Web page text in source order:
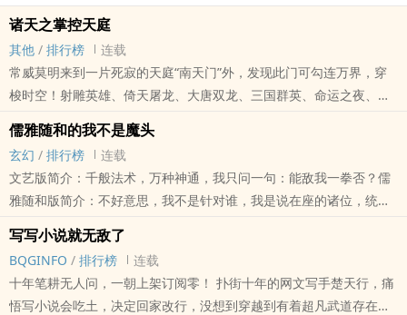
诸天之掌控天庭
其他 / 排行榜
连载
常威莫明来到一片死寂的天庭“南天门”外，发现此门可勾连万界，穿
梭时空！射雕英雄、倚天屠龙、大唐双龙、三国群英、命运之夜、圣
儒雅随和的我不是魔头
玄幻 / 排行榜
连载
文艺版简介：千般法术，万种神通，我只问一句：能敌我一拳否？儒
雅随和版简介：不好意思，我不是针对谁，我是说在座的诸位，统统
我上山看风景，恰好遇见很多武林人士聚会。那我就以为他们在举办
“华山论剑”之类的活动——先别纠结“华山”在哪——那我理所当然要去
凑个......
写写小说就无敌了
BQGINFO / 排行榜
连载
十年笔耕无人问，一朝上架订阅零！ 扑街十年的网文写手楚天行，痛
悟写小说会吃土，决定回家改行，没想到穿越到有着超凡武道存在的